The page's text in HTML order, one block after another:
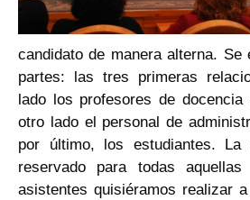
candidato de manera alterna. Se
partes: las tres primeras
lado los profesores de
otro lado el personal de
por último, los estudiantes.
reservado para todas
asistentes quisiéramos realizar